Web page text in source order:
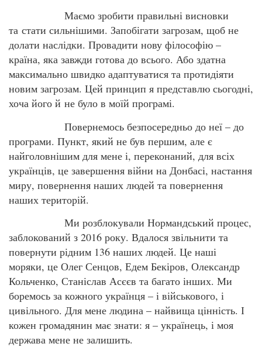
Маємо зробити правильні висновки
та стати сильнішими. Запобігати загрозам, щоб не
долати наслідки. Провадити нову філософію –
країна, яка завжди готова до всього. Або здатна
максимально швидко адаптуватися та протидіяти
новим загрозам. Цей принцип я представлю сьогодні,
хоча його й не було в моїй програмі.
Повернемось безпосередньо до неї – до
програми. Пункт, який не був першим, але є
найголовнішим для мене і, переконаний, для всіх
українців, це завершення війни на Донбасі, настання
миру, повернення наших людей та повернення
наших територій.
Ми розблокували Нормандський процес,
заблокований з 2016 року. Вдалося звільнити та
повернути рідним 136 наших людей. Це наші
моряки, це Олег Сенцов, Едем Бекіров, Олександр
Кольченко, Станіслав Асєєв та багато інших. Ми
боремось за кожного українця – і військового, і
цивільного. Для мене людина – найвища цінність. І
кожен громадянин має знати: я – українець, і моя
держава мене не залишить.